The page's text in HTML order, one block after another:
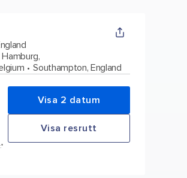
Hamburg,
Southampton, England
Visa 2 datum
Visa resrutt